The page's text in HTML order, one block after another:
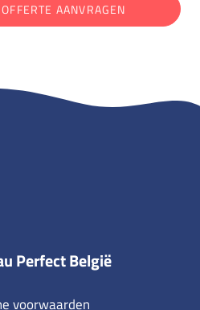
AANVRAGEN
Perfect België
voorwaarden